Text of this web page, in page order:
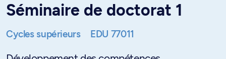
Séminaire de doctorat 1
Cycles supérieurs EDU 77011